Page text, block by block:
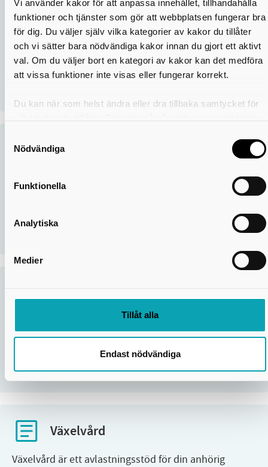
Vi använder kakor för att anpassa innehållet, tillhandahålla
funktioner och tjänster som gör att webbplatsen fungerar bra
för dig. Du väljer själv vilka kategorier av kakor du tillåter
och vi sätter bara nödvändiga kakor innan du gjort ett aktivt
val. Om du väljer bort en kategori av kakor kan det medföra
att vissa funktioner inte visas eller fungerar korrekt.
Du kan när som helst ändra eller dra tillbaka samtycket för
Nödvändiga
Funktionella
Analytiska
Medier
Tillåt alla
Endast nödvändiga
Hjälp med hemmafix Fixar-Malte
Du som är över 65 år kan få hjälp av Fixar-Malte med
enklare uppgifter i hemmet som kan innebära en
fallrisk. Tjänsten är till för att förebygga olyckor och
Smarta hemmet Ekedal – teknik som
Vi har en visningslägenhet på Ekedals äldrecentrum
vardagen enklare. Syftet är att öka livskvalitet och
Välfärdsteknik är digitala och tekniska lösningar som
stödjer människor i vardagen och höjer livskvaliteten.
Vi använder välfärdsteknik för att ge dig ökad
trygghet,...
Växelvård
Växelvård är ett avlastningsstöd för din anhörig